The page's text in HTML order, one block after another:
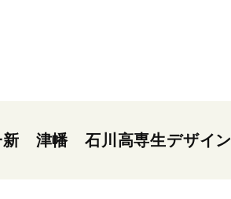
新 津幡 石川高専生デザイン